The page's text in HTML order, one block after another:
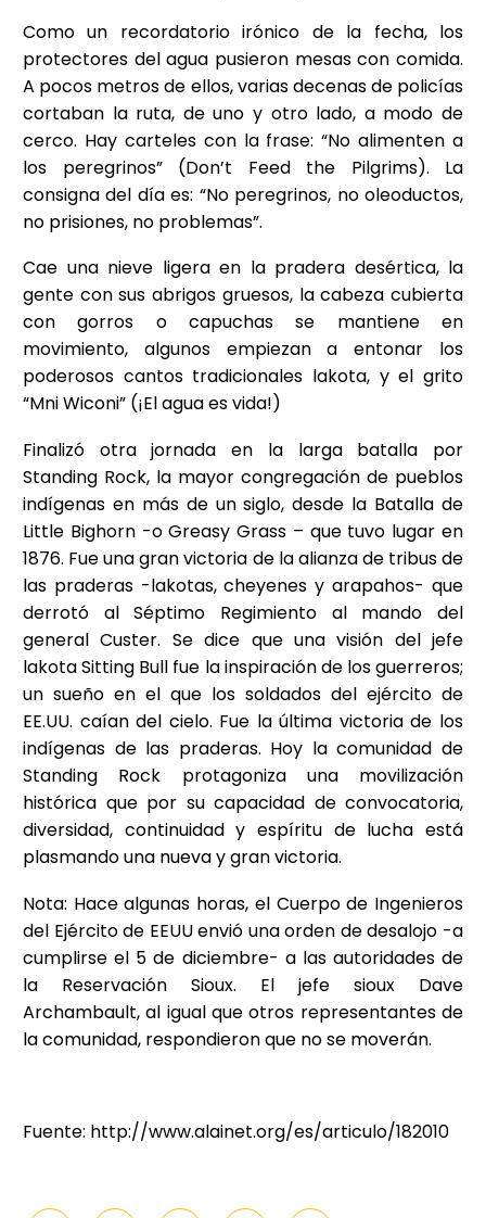
Como un recordatorio irónico de la fecha, los
protectores del agua pusieron mesas con comida.
A pocos metros de ellos, varias decenas de policías
cortaban la ruta, de uno y otro lado, a modo de
cerco. Hay carteles con la frase: “No alimenten a
los peregrinos” (Don’t Feed the Pilgrims). La
consigna del día es: “No peregrinos, no oleoductos,
no prisiones, no problemas”.
Cae una nieve ligera en la pradera desértica, la
gente con sus abrigos gruesos, la cabeza cubierta
con gorros o capuchas se mantiene en
movimiento, algunos empiezan a entonar los
poderosos cantos tradicionales lakota, y el grito
“Mni Wiconi” (¡El agua es vida!)
Finalizó otra jornada en la larga batalla por
Standing Rock, la mayor congregación de pueblos
indígenas en más de un siglo, desde la Batalla de
Little Bighorn -o Greasy Grass – que tuvo lugar en
1876. Fue una gran victoria de la alianza de tribus de
las praderas -lakotas, cheyenes y arapahos- que
derrotó al Séptimo Regimiento al mando del
general Custer. Se dice que una visión del jefe
lakota Sitting Bull fue la inspiración de los guerreros;
un sueño en el que los soldados del ejército de
EE.UU. caían del cielo. Fue la última victoria de los
indígenas de las praderas. Hoy la comunidad de
Standing Rock protagoniza una movilización
histórica que por su capacidad de convocatoria,
diversidad, continuidad y espíritu de lucha está
plasmando una nueva y gran victoria.
Nota: Hace algunas horas, el Cuerpo de Ingenieros
del Ejército de EEUU envió una orden de desalojo -a
cumplirse el 5 de diciembre- a las autoridades de
la Reservación Sioux. El jefe sioux Dave
Archambault, al igual que otros representantes de
la comunidad, respondieron que no se moverán.
Fuente: http://www.alainet.org/es/articulo/182010